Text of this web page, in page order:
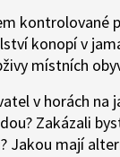
kontrolované
konopí v
místních
v horách na
Zakázali
Jakou mají